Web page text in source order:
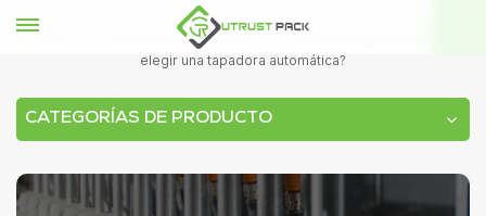
Conocimientos técnicos
elegir una tapadora automática?
CATEGORÍAS DE PRODUCTO